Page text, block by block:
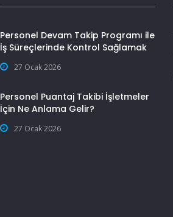
Personel Devam Takip Programı ile
İş Süreçlerinde Kontrol Sağlamak
27 Ocak 2026
Personel Puantaj Takibi İşletmeler
İçin Ne Anlama Gelir?
27 Ocak 2026